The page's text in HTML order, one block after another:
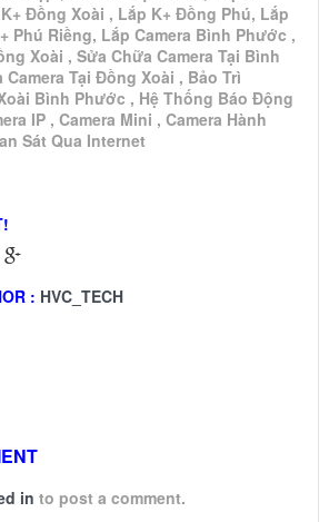
Đồng Xoài , Lắp K+ Đồng Phú, Lắp
Phú Riềng, Lắp Camera Bình Phước ,
Xoài , Sửa Chữa Camera Tại Bình
Tại Đồng Xoài , Bảo Trì
Bình Phước , Hệ Thống Báo Động
IP , Camera Mini , Camera Hành
Sát Qua Internet
: HVC_TECH
in to post a comment.